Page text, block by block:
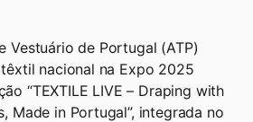
Vestuário de Portugal (ATP)
nacional na Expo 2025
“TEXTILE LIVE – Draping with
Made in Portugal”, integrada no